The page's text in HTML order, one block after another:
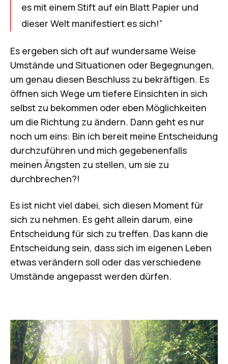
es mit einem Stift auf ein Blatt Papier und
dieser Welt manifestiert es sich!”
Es ergeben sich oft auf wundersame Weise
Umstände und Situationen oder Begegnungen,
um genau diesen Beschluss zu bekräftigen. Es
öffnen sich Wege um tiefere Einsichten in sich
selbst zu bekommen oder eben Möglichkeiten
um die Richtung zu ändern. Dann geht es nur
noch um eins: Bin ich bereit meine Entscheidung
durchzuführen und mich gegebenenfalls
meinen Ängsten zu stellen, um sie zu
durchbrechen?!
Es ist nicht viel dabei, sich diesen Moment für
sich zu nehmen. Es geht allein darum, eine
Entscheidung für sich zu treffen. Das kann die
Entscheidung sein, dass sich im eigenen Leben
etwas verändern soll oder das verschiedene
Umstände angepasst werden dürfen.